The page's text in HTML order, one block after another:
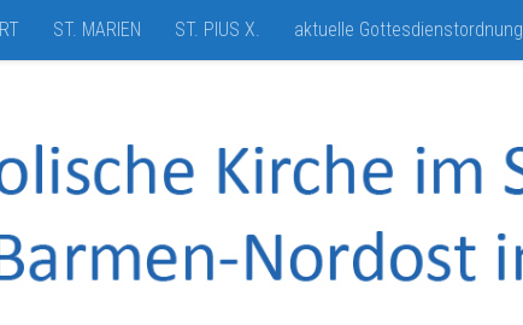
ST. MARIEN ST. PIUS X. aktuelle Gottesdienstordnung